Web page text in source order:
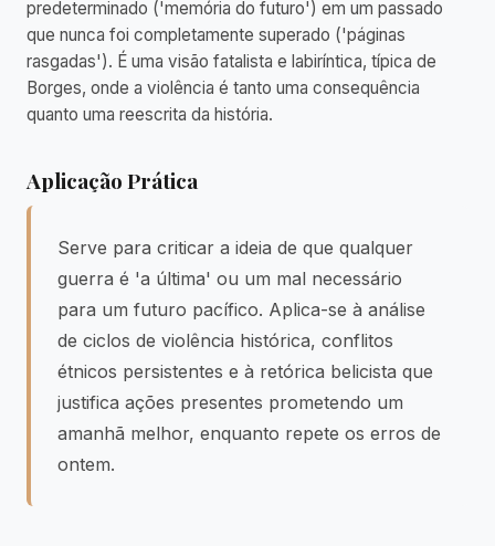
predeterminado ('memória do futuro') em um passado
que nunca foi completamente superado ('páginas
rasgadas'). É uma visão fatalista e labiríntica, típica de
Borges, onde a violência é tanto uma consequência
quanto uma reescrita da história.
Aplicação Prática
Serve para criticar a ideia de que qualquer
guerra é 'a última' ou um mal necessário
para um futuro pacífico. Aplica-se à análise
de ciclos de violência histórica, conflitos
étnicos persistentes e à retórica belicista que
justifica ações presentes prometendo um
amanhã melhor, enquanto repete os erros de
ontem.